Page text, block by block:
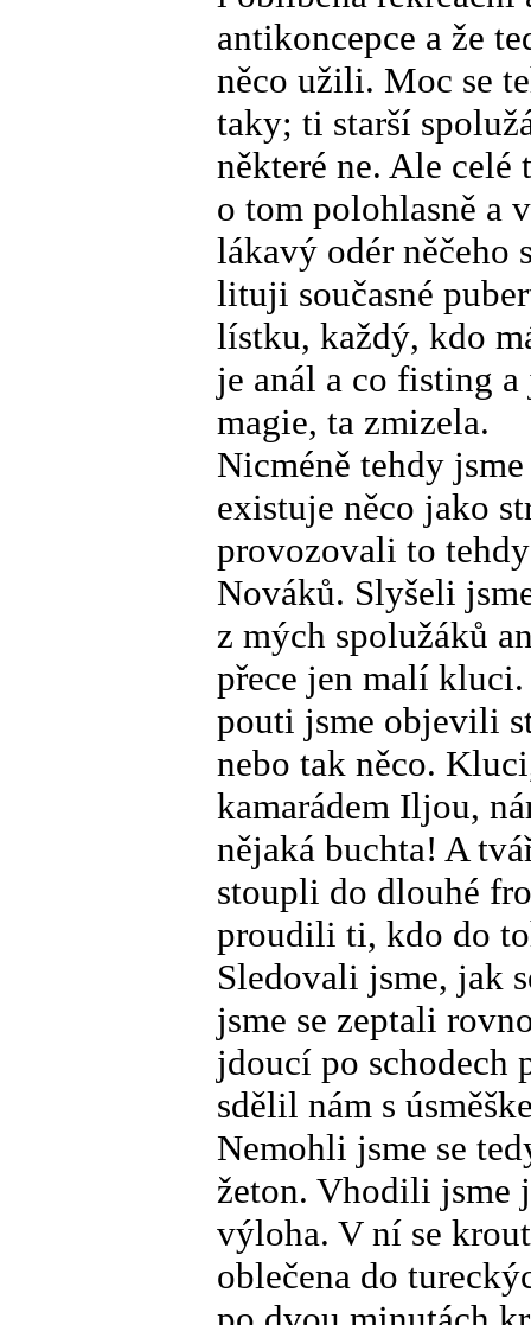
antikoncepce a že
něco užili. Moc se
taky; ti starší
některé ne. Ale
o tom polohlasně a
lákavý odér něčeho
lituji současné
lístku, každý, kdo
je anál a co fisting
magie, ta zmizela.
Nicméně tehdy
existuje něco jako
provozovali to
Nováků. Slyšeli
z mých spolužáků
přece jen malí
pouti jsme objevili
nebo tak něco.
kamarádem Iljou,
nějaká buchta! A
stoupli do dlouhé
proudili ti, kdo do
Sledovali jsme, jak
jsme se zeptali
jdoucí po schodech
sdělil nám s
Nemohli jsme se
žeton. Vhodili jsme
výloha. V ní se
oblečena do